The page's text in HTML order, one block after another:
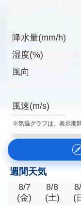
降水量(mm/h)
湿度(%)
風向
風速(m/s)
※気温グラフは、表示期
週間天気
8/7
(金)
8/8
(土)
(